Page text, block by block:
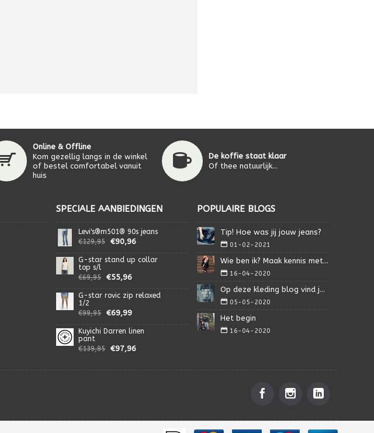
Online & Offline
Kom gezellig langs in de winkel
of bestel comfortabel vanuit
huis
De koffie staat klaar
Of thee natuurlijk...
SPECIALE AANBIEDINGEN
Levi's®m501® 90s jeans
€129,95
€90,96
G-star stand up collar
top s/l
€69,95
€55,96
G-star rovic zip relaxed
1/2
€99,95
€69,99
Kuyichi Darren linen
pant
€139,95
€97,96
POPULAIRE BLOGS
Tip! Hoe was jij jouw jeans?
01-02-2021
Wie ben ik? Maak kennis met Isa.
16-04-2020
Op deze kleding blog vind je alles wat je nodig heb
05-05-2020
Het begin
16-04-2020